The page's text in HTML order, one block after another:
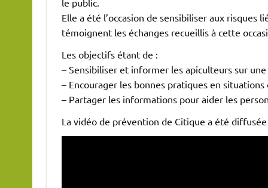
le public.
Elle a été l’occasion de sensibiliser aux
témoignent les échanges recueillis à cette
Les objectifs étant de :
– Sensibiliser et informer les apiculteurs sur
– Encourager les bonnes pratiques en situations
– Partager les informations pour aider les
La vidéo de prévention de Citique a été